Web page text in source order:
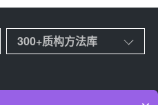
300+质构方法库